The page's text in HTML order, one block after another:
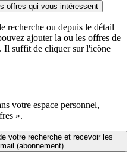
offres qui vous intéressent
recherche ou depuis le détail
ajouter la ou les offres de
Il suffit de cliquer sur l'icône
votre espace personnel,
».
votre recherche et recevoir les
(abonnement)